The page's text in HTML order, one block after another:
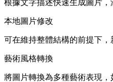
根據文字描述快速生成圖片，
本地圖片修改
可在維持整體結構的前提下，
藝術風格轉換
將圖片轉換為多種藝術表現，